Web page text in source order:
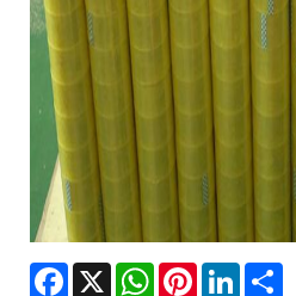
Facebook
X WhatsAppPinterestLinkedIn